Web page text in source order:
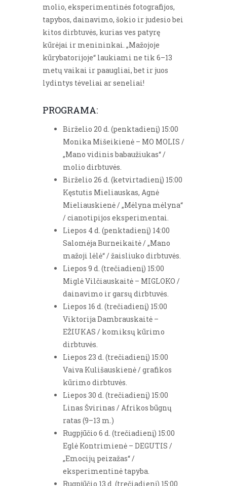
molio, eksperimentinės fotografijos,
tapybos, dainavimo, šokio ir judesio bei
kitos dirbtuvės, kurias ves patyrę
kūrėjai ir menininkai. „Mažojoje
kūrybatorijoje“ laukiami ne tik 6–13
metų vaikai ir paaugliai, bet ir juos
lydintys tėveliai ar seneliai!
PROGRAMA:
Birželio 20 d. (penktadienį) 15:00
Monika Mišeikienė – MO MOLIS /
„Mano vidinis babaužiukas“ /
molio dirbtuvės.
Birželio 26 d. (ketvirtadienį) 15:00
Kęstutis Mieliauskas, Agnė
Mieliauskienė / „Mėlyna mėlyna“
/ cianotipijos eksperimentai.
Liepos 4 d. (penktadienį) 14:00
Salomėja Burneikaitė / „Mano
mažoji lėlė“ / žaisliuko dirbtuvės.
Liepos 9 d. (trečiadienį) 15:00
Miglė Vilčiauskaitė – MIGLOKO /
dainavimo ir garsų dirbtuvės.
Liepos 16 d. (trečiadienį) 15:00
Viktorija Dambrauskaitė –
EŽIUKAS / komiksų kūrimo
dirbtuvės.
Liepos 23 d. (trečiadienį) 15:00
Vaiva Kulišauskienė / grafikos
kūrimo dirbtuvės.
Liepos 30 d. (trečiadienį) 15:00
Linas Švirinas / Afrikos būgnų
ratas (9–13 m.)
Rugpjūčio 6 d. (trečiadienį) 15:00
Eglė Kontrimienė – DEGUTIS /
„Emocijų peizažas“ /
eksperimentinė tapyba.
Rugpjūčio 13 d. (trečiadienį) 15:00